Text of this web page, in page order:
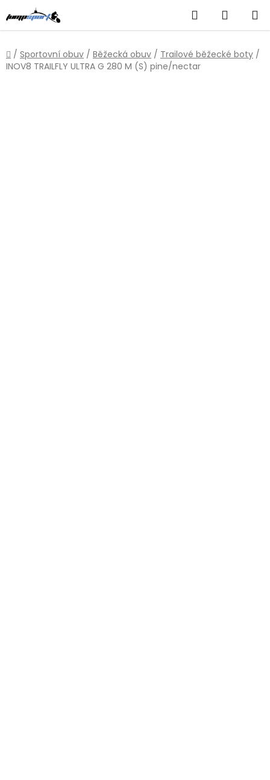
na
obsah
Hledat
KOŠÍK
Domů
/ Sportovní obuv / Běžecká obuv / Trailové běžecké boty /
INOV8 TRAILFLY ULTRA G 280 M (S) pine/nectar